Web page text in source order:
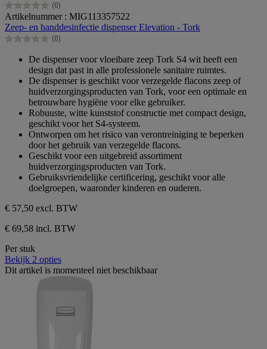
(0)
0.0
van
de
5
Artikelnummer : MIG113357522
Zeep- en handdesinfectie dispenser Elevation - Tork
(0)
0.0
sterren.
De dispenser voor vloeibare zeep Tork S4 wit heeft een
design dat past in alle professionele sanitaire ruimtes.
De dispenser is geschikt voor verzegelde flacons zeep of
huidverzorgingsproducten van Tork, voor een optimale en
betrouwbare hygiëne voor elke gebruiker.
Robuuste, witte kunststof constructie met compact design,
geschikt voor het S4-systeem.
Ontworpen om het risico van verontreiniging te beperken
door het gebruik van verzegelde flacons.
Geschikt voor een uitgebreid assortiment
huidverzorgingsproducten van Tork.
Gebruiksvriendelijke certificering, geschikt voor alle
doelgroepen, waaronder kinderen en ouderen.
€ 57,50 excl. BTW
€ 69,58 incl. BTW
Per stuk
Bekijk 2 opties
Dit artikel is momenteel niet beschikbaar